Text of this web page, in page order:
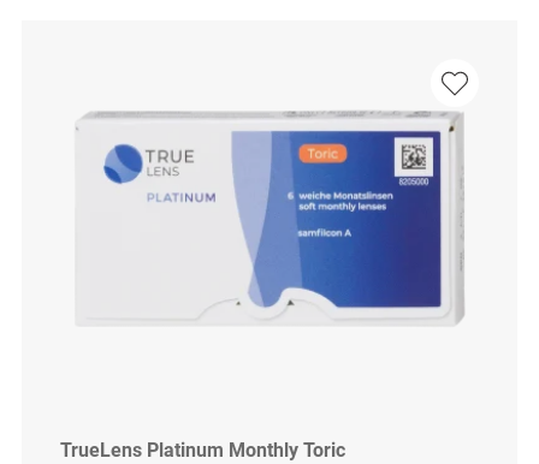
TrueLens Platinum Monthly Toric